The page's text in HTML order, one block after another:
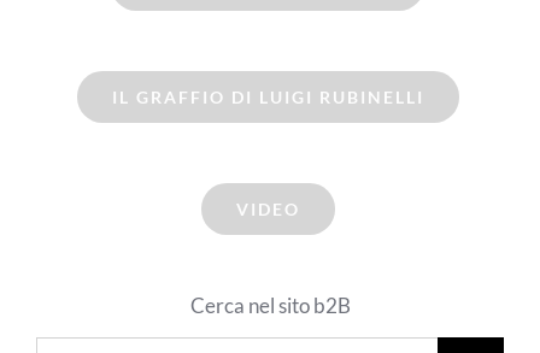
IL GRAFFIO DI LUIGI RUBINELLI
VIDEO
Cerca nel sito b2B